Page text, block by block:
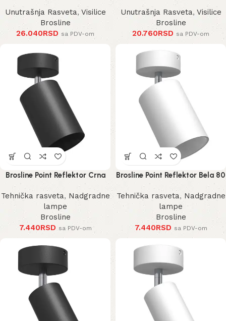
Unutrašnja Rasveta,Visilice
Brosline
26.040RSD sa PDV-om
Unutrašnja Rasveta,Visilice
Brosline
20.760RSD sa PDV-om
Brosline Point Reflektor Crna
80 mm 170 mm 2288 mm
Tehnička rasveta, Nadgradne
lampe
Brosline
7.440RSD sa PDV-om
Brosline Point Reflektor Bela 80
mm 170 mm 2289 mm
Tehnička rasveta, Nadgradne
lampe
Brosline
7.440RSD sa PDV-om